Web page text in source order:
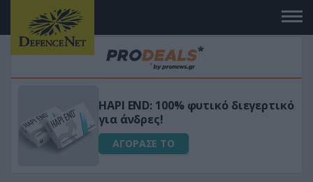
Μεταμόρφωσε τον κήπο σου με το
Ultra Box Μίνι Αλυσοπρίονο με
μπαταρία λιθίου
ΑΓΟΡΑΣΕ ΤΟ